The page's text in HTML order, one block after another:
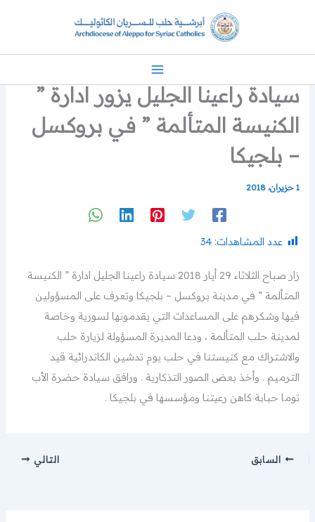
سيادة راعينا الجليل يزور ادارة ”
الكنيسة المتألمة ” في بروكسل
– بلجيكا
1 حزيران، 2018
عدد المشاهدات: 34
زار صباح الثلاثاء 29 أيار 2018 سيادة راعينا الجليل ادارة ” الكنيسة
المتألمة ” في مدينة بروكسل – بلجيكا وتعرف على المسؤولين
فيها وشكرهم على المساعدات التي يقدمونها لسورية وخاصة
لمدينة حلب المتألمة ، ودعا المديرة المسؤولة لزيارة حلب
والاشتراك مع كنيستنا في حلب يوم تدشين الكاتدرائية قيد
الترميم . وأخذ بعض الصور التذكارية . ورافق سيادة حضرة الأب
توما حبابة كاهن رعيتنا ومؤسسها في بلجيكا .
السابق التالي